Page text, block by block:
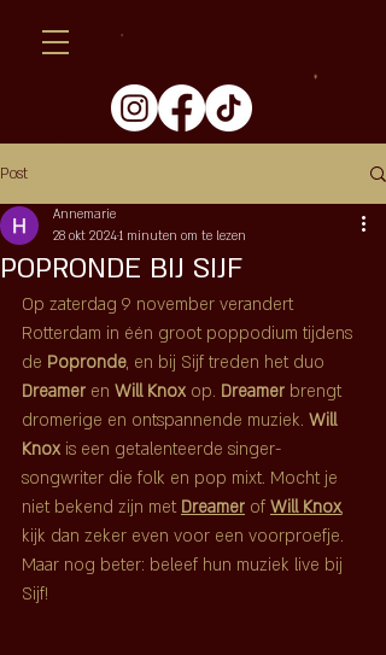
Post
POPRONDE BIJ SIJF
Annemarie
28 okt 20241 minuten om te lezen
Op zaterdag 9 november verandert
Rotterdam in één groot poppodium tijdens
de Popronde, en bij Sijf treden het duo
Dreamer en Will Knox op. Dreamer brengt
dromerige en ontspannende muziek. Will
Knox is een getalenteerde singer-
songwriter die folk en pop mixt. Mocht je
niet bekend zijn met Dreamer of Will Knox,
kijk dan zeker even voor een voorproefje.
Maar nog beter: beleef hun muziek live bij
Sijf!